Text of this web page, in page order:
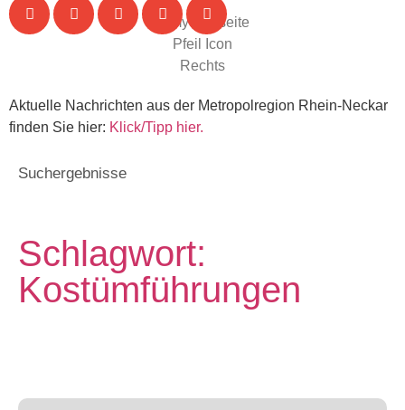
Aktuelle Nachrichten aus der Metropolregion Rhein-Neckar
finden Sie hier: Klick/Tipp hier.
Suchergebnisse
Schlagwort:
Kostümführungen